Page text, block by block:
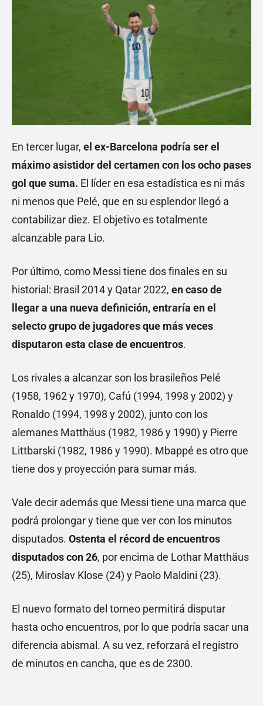
En tercer lugar, el ex-Barcelona podría ser el
máximo asistidor del certamen con los ocho pases
gol que suma. El líder en esa estadística es ni más
ni menos que Pelé, que en su esplendor llegó a
contabilizar diez. El objetivo es totalmente
alcanzable para Lio.
Por último, como Messi tiene dos finales en su
historial: Brasil 2014 y Qatar 2022, en caso de
llegar a una nueva definición, entraría en el
selecto grupo de jugadores que más veces
disputaron esta clase de encuentros.
Los rivales a alcanzar son los brasileños Pelé
(1958, 1962 y 1970), Cafú (1994, 1998 y 2002) y
Ronaldo (1994, 1998 y 2002), junto con los
alemanes Matthäus (1982, 1986 y 1990) y Pierre
Littbarski (1982, 1986 y 1990). Mbappé es otro que
tiene dos y proyección para sumar más.
Vale decir además que Messi tiene una marca que
podrá prolongar y tiene que ver con los minutos
disputados. Ostenta el récord de encuentros
disputados con 26, por encima de Lothar Matthäus
(25), Miroslav Klose (24) y Paolo Maldini (23).
El nuevo formato del torneo permitirá disputar
hasta ocho encuentros, por lo que podría sacar una
diferencia abismal. A su vez, reforzará el registro
de minutos en cancha, que es de 2300.